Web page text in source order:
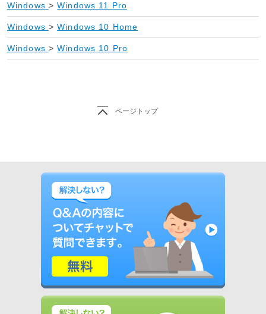
Windows > Windows 11 Pro
Windows > Windows 10 Home
Windows > Windows 10 Pro
ページトップ